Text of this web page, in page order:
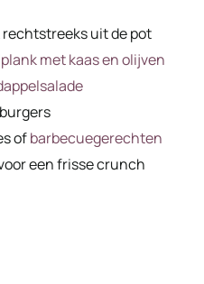
uit de pot
met kaas en olijven
ofbarbecuegerechten
een frisse crunch